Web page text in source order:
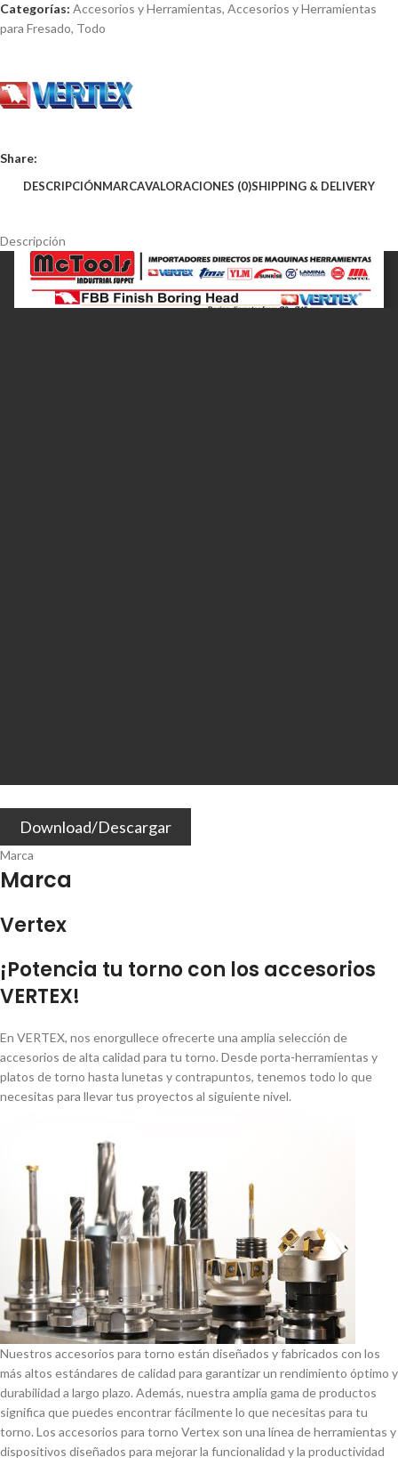
Categorías: Accesorios y Herramientas, Accesorios y Herramientas
para Fresado, Todo
Share:
DESCRIPCIÓNMARCAVALORACIONES (0)SHIPPING & DELIVERY
Descripción
Download/Descargar
Marca
Marca
Vertex
¡Potencia tu torno con los accesorios
VERTEX!
En VERTEX, nos enorgullece ofrecerte una amplia selección de
accesorios de alta calidad para tu torno. Desde porta-herramientas y
platos de torno hasta lunetas y contrapuntos, tenemos todo lo que
necesitas para llevar tus proyectos al siguiente nivel.
Nuestros accesorios para torno están diseñados y fabricados con los
más altos estándares de calidad para garantizar un rendimiento óptimo y
durabilidad a largo plazo. Además, nuestra amplia gama de productos
significa que puedes encontrar fácilmente lo que necesitas para tu
torno. Los accesorios para torno Vertex son una lí­nea de herramientas y
dispositivos diseñados para mejorar la funcionalidad y la productividad